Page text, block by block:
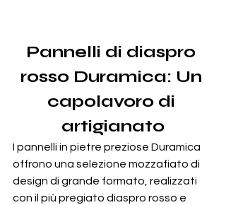
Pannelli di diaspro
rosso Duramica: Un
capolavoro di
artigianato
I pannelli in pietre preziose Duramica
offrono una selezione mozzafiato di
design di grande formato, realizzati
con il più pregiato diaspro rosso e